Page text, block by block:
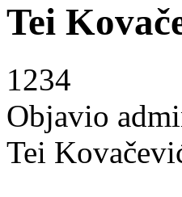
Tei
1234
Objavio
Tei